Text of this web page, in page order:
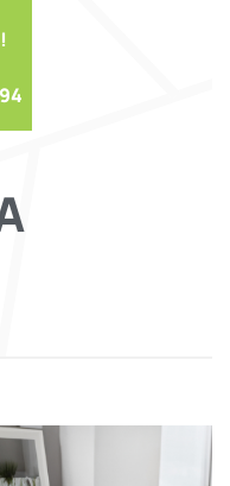
ταξινόμηση